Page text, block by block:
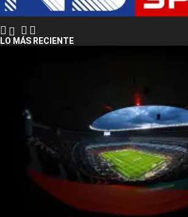
LO MÁS RECIENTE